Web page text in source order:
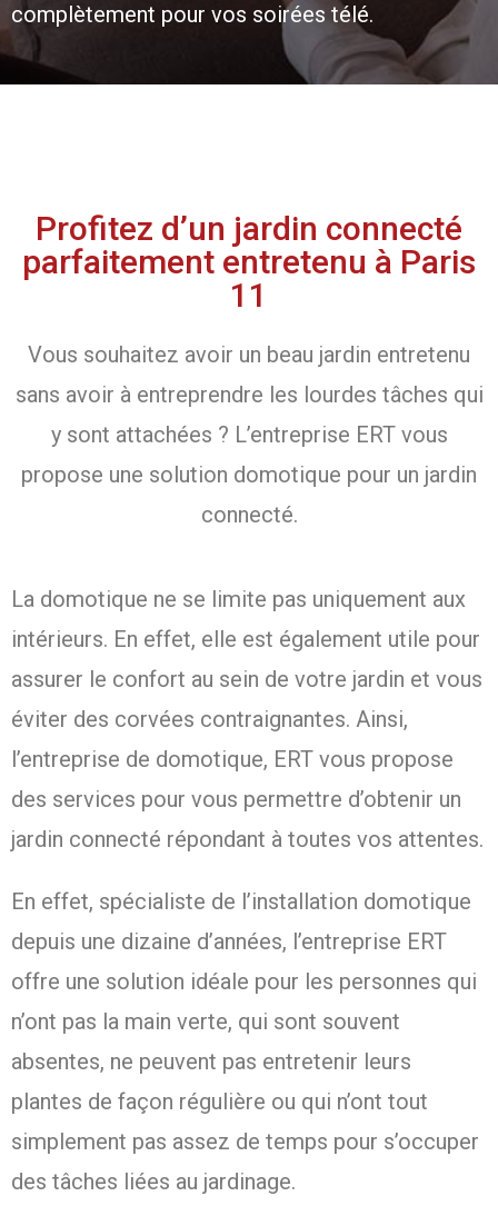
complètement pour vos soirées télé.
Profitez d’un jardin connecté
parfaitement entretenu à Paris
11
Vous souhaitez avoir un beau jardin entretenu
sans avoir à entreprendre les lourdes tâches qui
y sont attachées ? L’entreprise ERT vous
propose une solution domotique pour un jardin
connecté.
La domotique ne se limite pas uniquement aux
intérieurs. En effet, elle est également utile pour
assurer le confort au sein de votre jardin et vous
éviter des corvées contraignantes. Ainsi,
l’entreprise de domotique, ERT vous propose
des services pour vous permettre d’obtenir un
jardin connecté répondant à toutes vos attentes.
En effet, spécialiste de l’installation domotique
depuis une dizaine d’années, l’entreprise ERT
offre une solution idéale pour les personnes qui
n’ont pas la main verte, qui sont souvent
absentes, ne peuvent pas entretenir leurs
plantes de façon régulière ou qui n’ont tout
simplement pas assez de temps pour s’occuper
des tâches liées au jardinage.